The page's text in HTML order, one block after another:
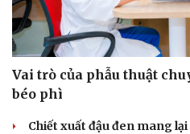
Vai trò của phẫu thuật
béo phì
Chiết xuất đậu đen mang